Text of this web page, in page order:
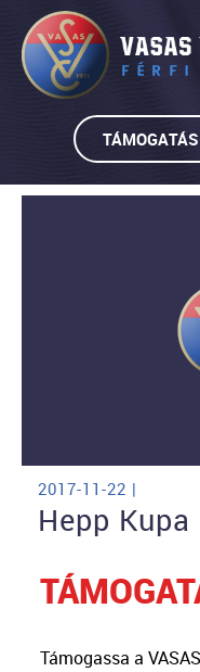
2017-11-22 |
Hepp Kupa
Támogassa a